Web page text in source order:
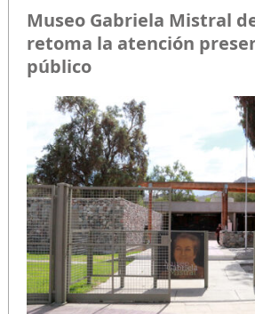
Museo Gabriela Mistral
retoma la atención
público